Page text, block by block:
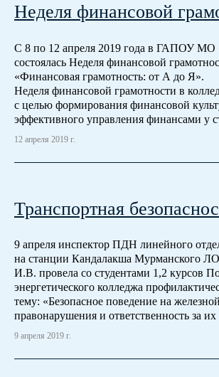
Неделя финансовой
С 8 по 12 апреля 2019 года в ГАПОУ
состоялась Неделя финансовой
«Финансовая грамотность: от А до Я».
Неделя финансовой грамотности в
с целью формирования финансовой
эффективного управления финансами у
12 апреля 2019 г.
Транспортная
9 апреля инспектор ПДН линейного
на станции Кандалакша Мурманского
И.В. провела со студентами 1,2 курсов
энергетического колледжа
тему: «Безопасное поведение на
правонарушения и ответственность за
9 апреля 2019 г.